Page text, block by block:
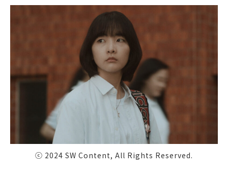
ⓒ 2024 SW Content, All Rights Reserved.